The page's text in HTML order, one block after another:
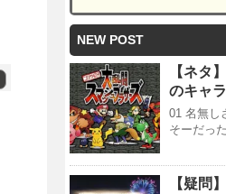
NEW POST
【ネタ
のキャ
01 名無し
そーだっ
【疑問